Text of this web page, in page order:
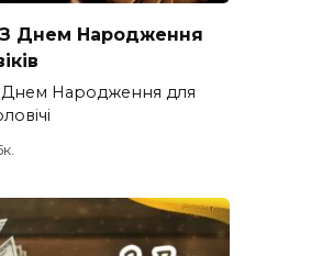
Днем Народження
Днем Народження для